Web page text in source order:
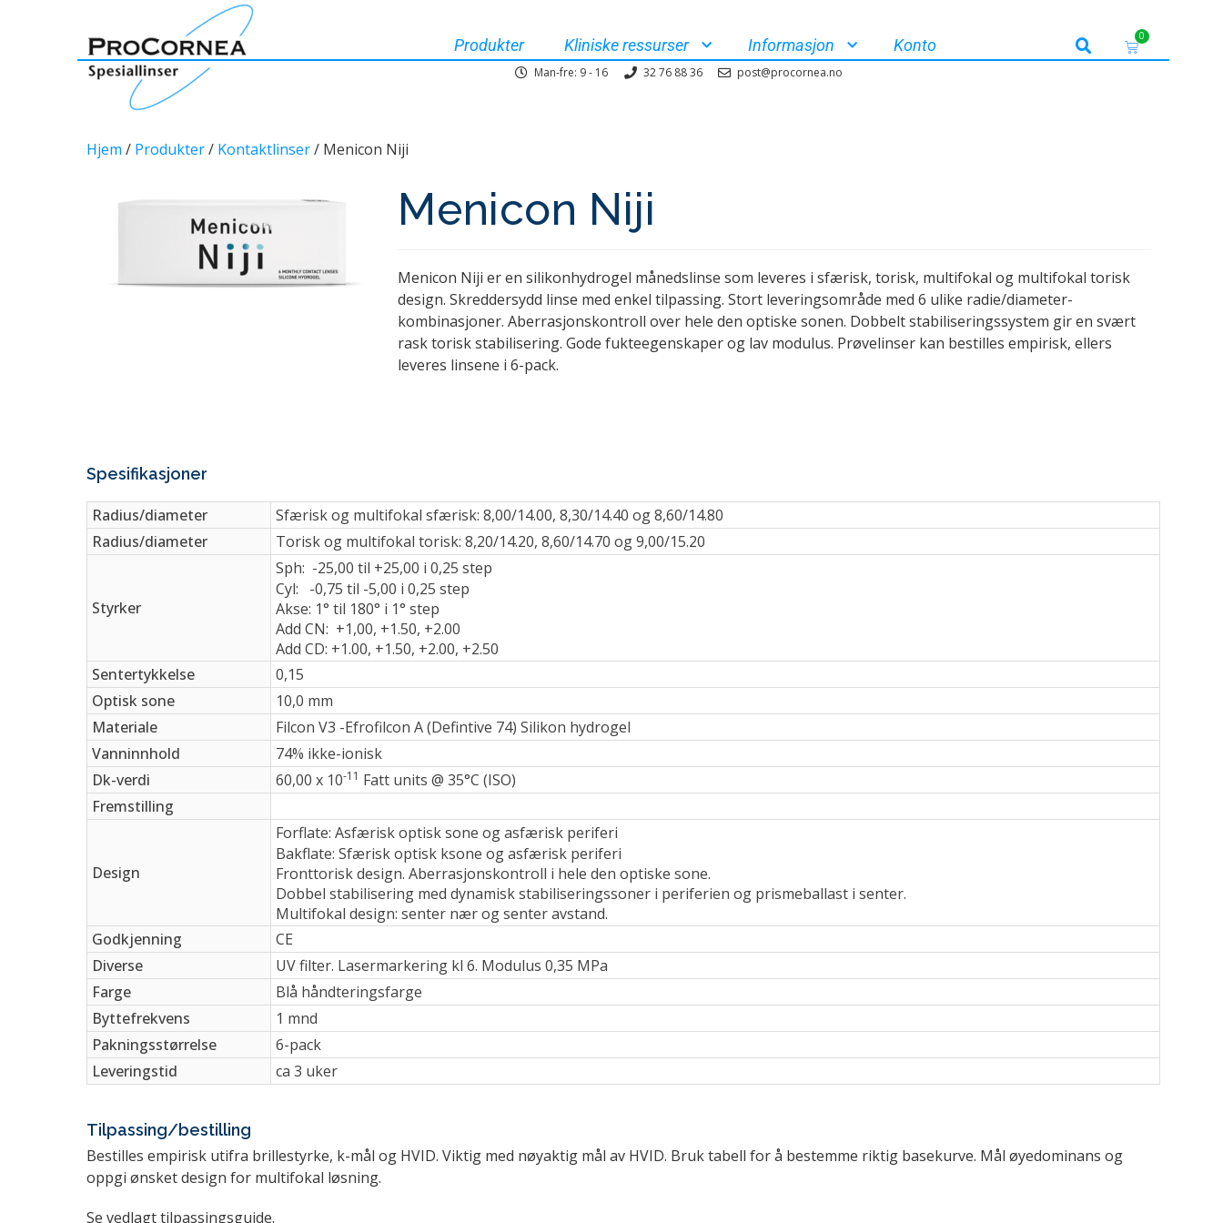
Produkter Kliniske ressurser Informasjon Konto 0
Man-fre: 9 - 16 32 76 88 36 post@procornea.no
Hjem / Produkter/ Kontaktlinser/ Menicon Niji
Menicon Niji
Menicon Niji er en silikonhydrogel månedslinse som leveres i sfærisk, torisk, multifokal og multifokal torisk
design. Skreddersydd linse med enkel tilpassing. Stort leveringsområde med 6 ulike radie/diameter-
kombinasjoner. Aberrasjonskontroll over hele den optiske sonen. Dobbelt stabiliseringssystem gir en svært
rask torisk stabilisering. Gode fukteegenskaper og lav modulus. Prøvelinser kan bestilles empirisk, ellers
leveres linsene i 6-pack.
Spesifikasjoner
Radius/diameter
Sfærisk og multifokal sfærisk: 8,00/14.00, 8,30/14.40 og 8,60/14.80
Radius/diameter
Torisk og multifokal torisk: 8,20/14.20, 8,60/14.70 og 9,00/15.20
Styrker
Sph: -25,00 til +25,00 i 0,25 step
Cyl: -0,75 til -5,00 i 0,25 step
Akse: 1° til 180° i 1° step
Add CN: +1,00, +1.50, +2.00
Add CD: +1.00, +1.50, +2.00, +2.50
Sentertykkelse
0,15
Optisk sone
10,0 mm
Materiale
Filcon V3 -Efrofilcon A (Defintive 74) Silikon hydrogel
Vanninnhold
74% ikke-ionisk
Dk-verdi
60,00 x 10-11 Fatt units @ 35°C (ISO)
Fremstilling
Design
Forflate: Asfærisk optisk sone og asfærisk periferi
Bakflate: Sfærisk optisk ksone og asfærisk periferi
Fronttorisk design. Aberrasjonskontroll i hele den optiske sone.
Dobbel stabilisering med dynamisk stabiliseringssoner i periferien og prismeballast i senter.
Multifokal design: senter nær og senter avstand.
Godkjenning
CE
Diverse
UV filter. Lasermarkering kl 6. Modulus 0,35 MPa
Farge
Blå håndteringsfarge
Byttefrekvens
1 mnd
Pakningsstørrelse
6-pack
Leveringstid
ca 3 uker
Tilpassing/bestilling
Bestilles empirisk utifra brillestyrke, k-mål og HVID. Viktig med nøyaktig mål av HVID. Bruk tabell for å bestemme riktig basekurve. Mål øyedominans og
oppgi ønsket design for multifokal løsning.
Se vedlagt tilpassingsguide.